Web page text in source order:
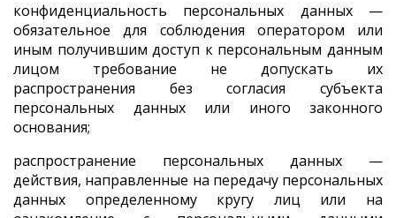
конфиденциальность персональных данных —
обязательное для соблюдения оператором или
иным получившим доступ к персональным данным
лицом требование не допускать их
распространения без согласия субъекта
персональных данных или иного законного
основания;
распространение персональных данных —
действия, направленные на передачу персональных
данных определенному кругу лиц или на